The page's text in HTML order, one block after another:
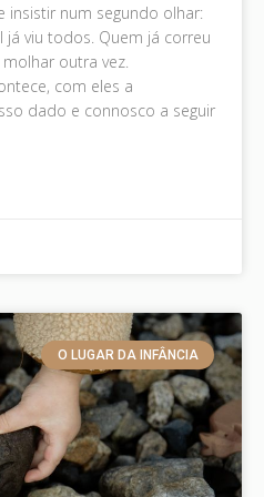
insistir num segundo olhar:
viu todos. Quem já correu
outra vez.
com eles a
dado e connosco a seguir
O LUGAR DA INFÂNCIA